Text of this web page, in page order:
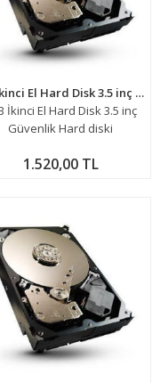
2TB İkinci El Hard Disk 3.5 inç Güvenlik Hard diski
İkinci El Hard Disk 3.5 inç
Güvenlik Hard diski
1.520,00 TL